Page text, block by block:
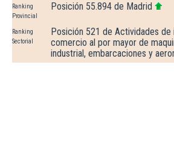
Ranking
Provincial
Posición 55.894 de Madrid
Ranking
Sectorial
Posición 521 de Actividades de
comercio al por mayor de
industrial, embarcaciones y